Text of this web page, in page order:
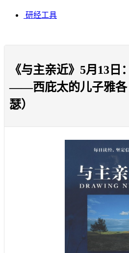
研经工具
《与主亲近》5月13日
——西庇太的儿子雅各
瑟）